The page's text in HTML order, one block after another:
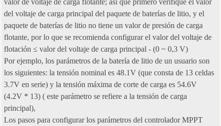
valor de voltaje de carga flotante; así que primero verifique el valor
del voltaje de carga principal del paquete de baterías de litio, y el
paquete de baterías de litio no tiene un valor de presión de carga
flotante, por lo que se recomienda configurar el valor del voltaje de
flotación ≤ valor del voltaje de carga principal - (0 ~ 0,3 V)
Por ejemplo, los parámetros de la batería de litio de un usuario son
los siguientes: la tensión nominal es 48.1V (que consta de 13 celdas
3.7V en serie) y la tensión máxima de corte de carga es 54.6V
(4.2V * 13) ( este parámetro se refiere a la tensión de carga
principal),
Los pasos para configurar los parámetros del controlador MPPT